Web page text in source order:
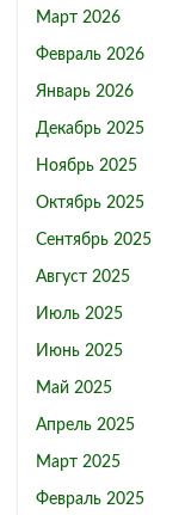
Март 2026
Февраль 2026
Январь 2026
Декабрь 2025
Ноябрь 2025
Октябрь 2025
Сентябрь 2025
Август 2025
Июль 2025
Июнь 2025
Май 2025
Апрель 2025
Март 2025
Февраль 2025